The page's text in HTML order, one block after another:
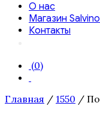
О нас
Магазин
Контакты
(0)
Главная / 1550 /